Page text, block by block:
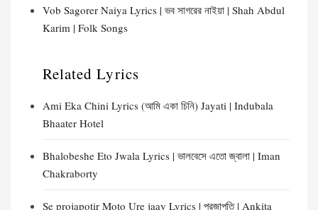
Vob Sagorer Naiya Lyrics | ভব সাগরের নাইয়া | Shah Abdul
Karim | Folk Songs
Related Lyrics
Ami Eka Chini Lyrics (আমি একা চিনি) Jayati | Indubala
Bhaater Hotel
Bhalobeshe Eto Jwala Lyrics | ভালবেসে এতো জ্বালা | Iman
Chakraborty
Se projapotir Moto Ure jaay Lyrics | প্রজাপতি | Ankita